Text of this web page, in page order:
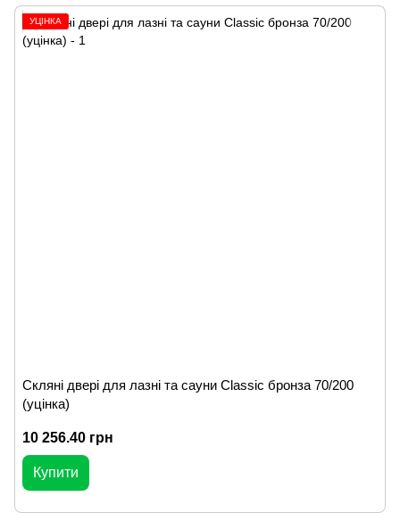
УЦІНКА
Скляні двері для лазні та сауни Classic бронза 70/200
(уцінка)
10 256.40 грн
Купити